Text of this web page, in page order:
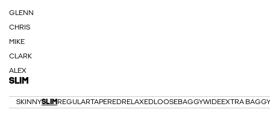
GLENN
CHRIS
MIKE
CLARK
ALEX
SLIM
SKINNYSLIM REGULARTAPEREDRELAXEDLOOSEBAGGYWIDEEXTRA BAGGY